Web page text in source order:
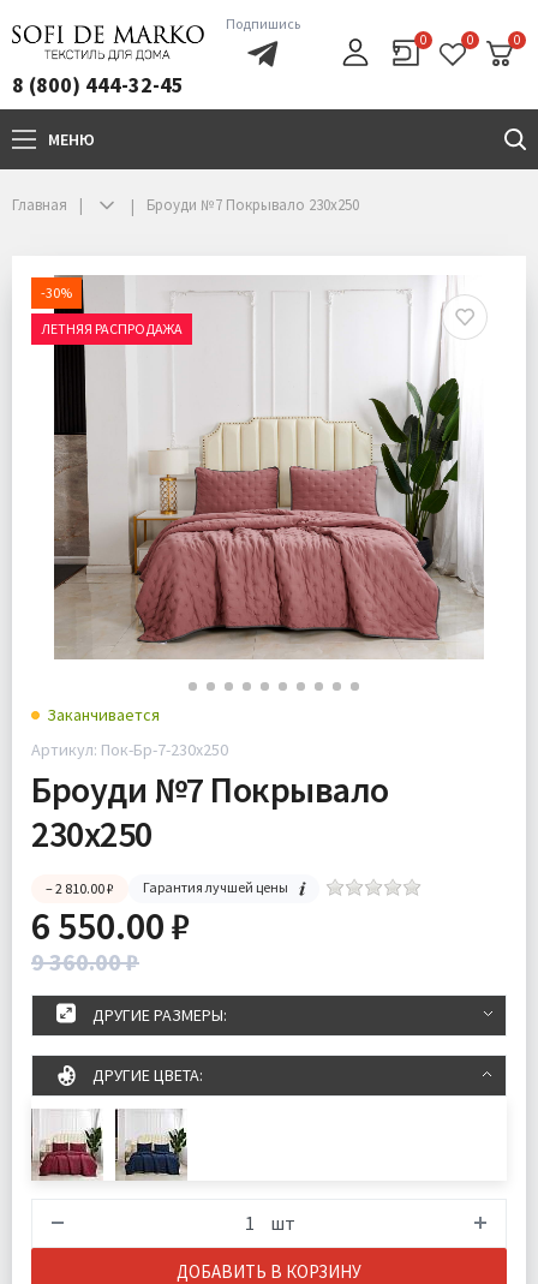
8 (800) 444-32-45
Подпишись
0 0 0
МЕНЮ
Главная Броуди №7 Покрывало 230х250
-30%
ЛЕТНЯЯ РАСПРОДАЖА
Заканчивается
Артикул: Пок-Бр-7-230х250
Броуди №7 Покрывало
230х250
– 2 810.00 ₽ Гарантия лучшей цены
6 550.00 ₽
9 360.00 ₽
ДРУГИЕ РАЗМЕРЫ:
ДРУГИЕ ЦВЕТА:
шт
ДОБАВИТЬ В КОРЗИНУ